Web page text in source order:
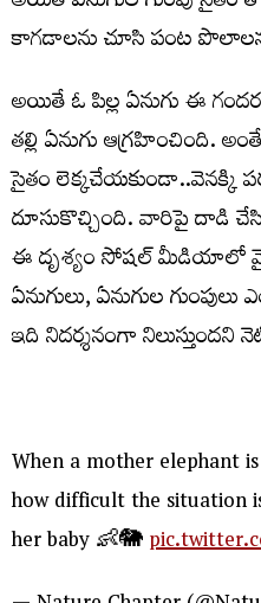
కాగడాలను చూసి పంట
అయితే ఓ పిల్ల ఏనుగు ఈ
తల్లి ఏనుగు ఆగ్రహించింది.
సైతం లెక్కచేయకుండా..వెనక్కి
దూసుకొచ్చింది. వారిపై దాడి చేసి
ఈ దృశ్యం సోషల్ మీడియాలో
ఏనుగులు, ఏనుగుల
ఇది నిదర్శనంగా నిలుస్తుందని
When a mother elephant
how difficult the situation
her baby 👶🐘